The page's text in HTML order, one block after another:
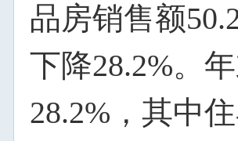
品房销售额
下降28.2%。
28.2%，其中